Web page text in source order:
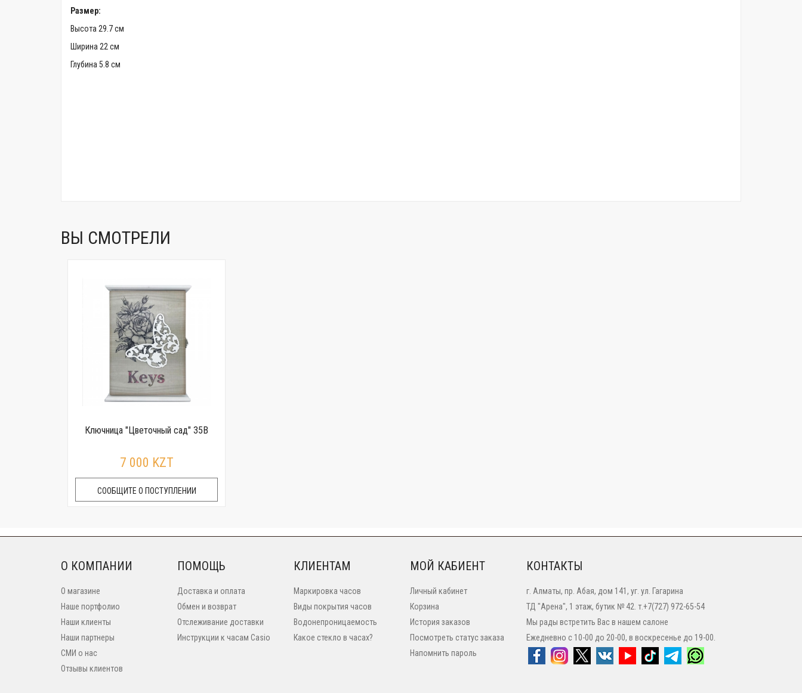
Размер:
Высота 29.7 см
Ширина 22 см
Глубина 5.8 см
ВЫ СМОТРЕЛИ
Ключница "Цветочный сад" 35B
7 000 KZT
СООБЩИТЕ О ПОСТУПЛЕНИИ
О КОМПАНИИ
О магазине
Наше портфолио
Наши клиенты
Наши партнеры
СМИ о нас
Отзывы клиентов
ПОМОЩЬ
Доставка и оплата
Обмен и возврат
Отслеживание доставки
Инструкции к часам Casio
КЛИЕНТАМ
Маркировка часов
Виды покрытия часов
Водонепроницаемость
Какое стекло в часах?
МОЙ КАБИЕНТ
Личный кабинет
Корзина
История заказов
Посмотреть статус заказа
Напомнить пароль
КОНТАКТЫ
г. Алматы, пр. Абая, дом 141, уг. ул. Гагарина
ТД "Арена", 1 этаж, бутик № 42. т.+7(727) 972-65-54
Мы рады встретить Вас в нашем салоне
Ежедневно с 10-00 до 20-00, в воскресенье до 19-00.